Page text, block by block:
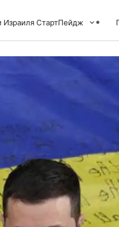
Израиля СтартПейдж